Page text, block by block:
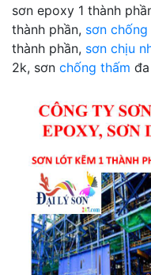
sơn epoxy 1 thành
thành phần, sơn
thành phần, sơn chịu
2k, sơn chống thấm